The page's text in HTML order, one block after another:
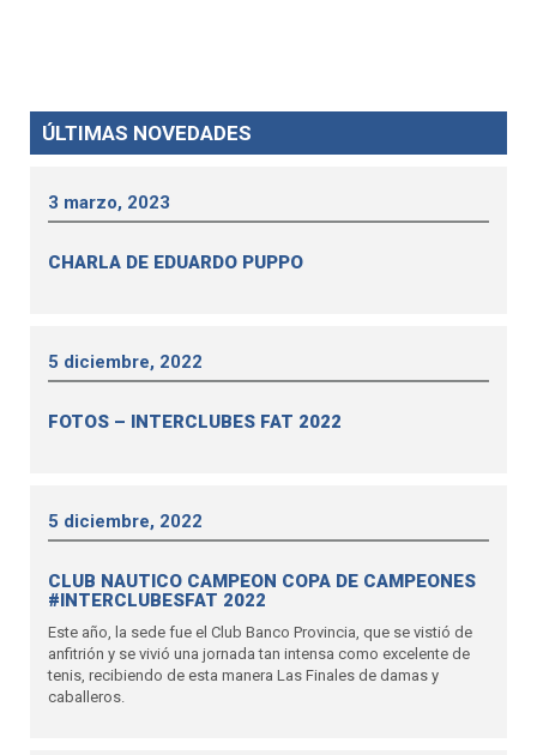
ÚLTIMAS NOVEDADES
3 marzo, 2023
CHARLA DE EDUARDO PUPPO
5 diciembre, 2022
FOTOS – INTERCLUBES FAT 2022
5 diciembre, 2022
CLUB NAUTICO CAMPEON COPA DE CAMPEONES
#INTERCLUBESFAT 2022
Este año, la sede fue el Club Banco Provincia, que se vistió de
anfitrión y se vivió una jornada tan intensa como excelente de
tenis, recibiendo de esta manera Las Finales de damas y
caballeros.